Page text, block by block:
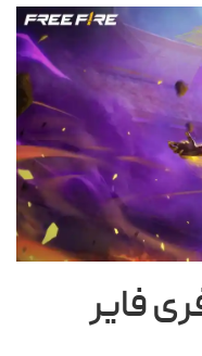
فایر